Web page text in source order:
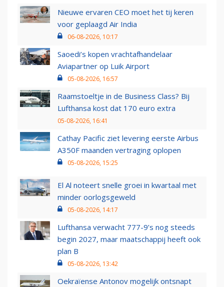
Nieuwe ervaren CEO moet het tij keren
voor geplaagd Air India
06-08-2026, 10:17
Saoedi’s kopen vrachtafhandelaar
Aviapartner op Luik Airport
05-08-2026, 16:57
Raamstoeltje in de Business Class? Bij
Lufthansa kost dat 170 euro extra
05-08-2026, 16:41
Cathay Pacific ziet levering eerste Airbus
A350F maanden vertraging oplopen
05-08-2026, 15:25
El Al noteert snelle groei in kwartaal met
minder oorlogsgeweld
05-08-2026, 14:17
Lufthansa verwacht 777-9’s nog steeds
begin 2027, maar maatschappij heeft ook
plan B
05-08-2026, 13:42
Oekraïense Antonov mogelijk ontsnapt